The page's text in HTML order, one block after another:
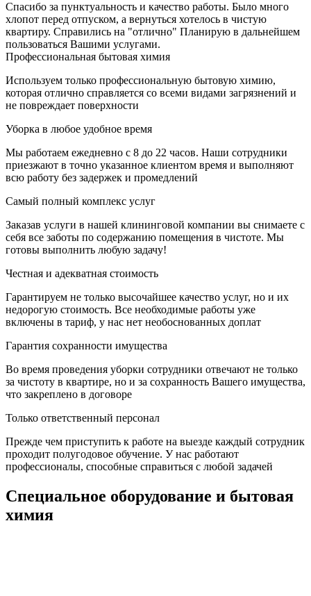
Спасибо за пунктуальность и качество работы. Было много
хлопот перед отпуском, а вернуться хотелось в чистую
квартиру. Справились на "отлично" Планирую в дальнейшем
пользоваться Вашими услугами.
Профессиональная бытовая химия
Используем только профессиональную бытовую химию,
которая отлично справляется со всеми видами загрязнений и
не повреждает поверхности
Уборка в любое удобное время
Мы работаем ежедневно с 8 до 22 часов. Наши сотрудники
приезжают в точно указанное клиентом время и выполняют
всю работу без задержек и промедлений
Самый полный комплекс услуг
Заказав услуги в нашей клининговой компании вы снимаете с
себя все заботы по содержанию помещения в чистоте. Мы
готовы выполнить любую задачу!
Честная и адекватная стоимость
Гарантируем не только высочайшее качество услуг, но и их
недорогую стоимость. Все необходимые работы уже
включены в тариф, у нас нет необоснованных доплат
Гарантия сохранности имущества
Во время проведения уборки сотрудники отвечают не только
за чистоту в квартире, но и за сохранность Вашего имущества,
что закреплено в договоре
Только ответственный персонал
Прежде чем приступить к работе на выезде каждый сотрудник
проходит полугодовое обучение. У нас работают
профессионалы, способные справиться с любой задачей
Специальное оборудование и бытовая
химия